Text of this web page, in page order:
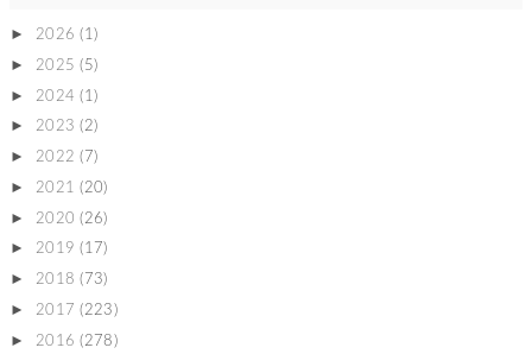
► 2026 (1)
► 2025 (5)
► 2024 (1)
► 2023 (2)
► 2022 (7)
► 2021 (20)
► 2020 (26)
► 2019 (17)
► 2018 (73)
► 2017 (223)
► 2016 (278)